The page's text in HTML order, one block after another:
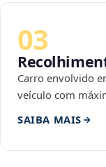
03
Carro envolvido
veículo com
SAIBA MAIS